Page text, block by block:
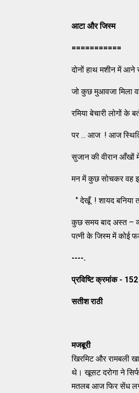
आटा और जिस्म
===========
दोनों हाथ मशीन में आने
जो कुछ मुआवजा मिला
रमिया बेचारी लोगों के
पर ... आज ! आज स्थिति
सुजान की वीरान आँखों
मन में कुछ सोचकर वह
‘’ देखूँ ! शायद बनिया
कुछ समय बाद अस्त –
पत्नी के जिस्म में कोई
----.
प्रविष्टि क्रमांक - 152
सतीश राठी
मजबूरी
खिरमिट और रामबली
थे। खूसट दरोगा ने
मतलब आज फिर सेंध